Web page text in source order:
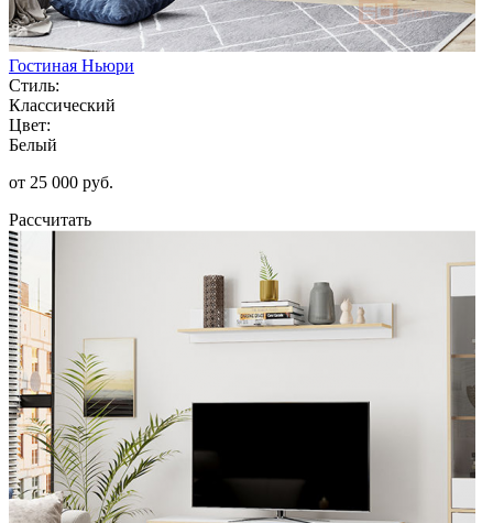
Гостиная Ньюри
Стиль:
Классический
Цвет:
Белый
от 25 000 руб.
Рассчитать